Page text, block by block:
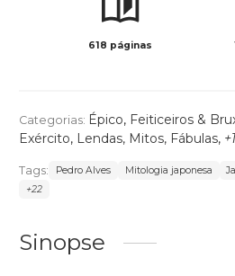
618 páginas
Categorias: Épico, Feiticeiros &
Exército, Lendas, Mitos, Fábulas, +1
Tags: Pedro Alves Mitologia japonesa
+22
Sinopse